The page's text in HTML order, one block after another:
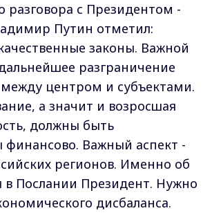
разговора с Президентом -
Путин отметил:
законы. Важной
разграничение
центром и субъектами.
а значит и возросшая
должны быть
финансово. Важный аспект -
регионов. Именно об
в Послании Президент. Нужно
дисбаланса.